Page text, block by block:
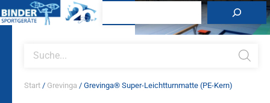
Inhalt
search
Start / Grevinga / Grevinga® Super-Leichtturnmatte (PE-Kern)